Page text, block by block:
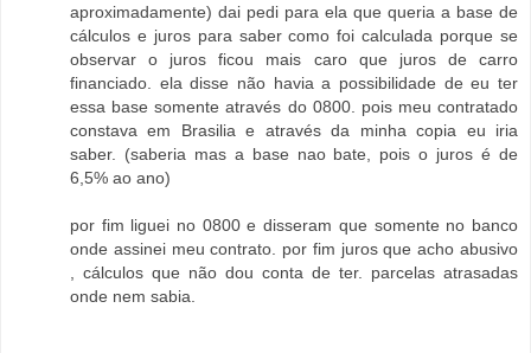
aproximadamente) dai pedi para ela que queria a base de
cálculos e juros para saber como foi calculada porque se
observar o juros ficou mais caro que juros de carro
financiado. ela disse não havia a possibilidade de eu ter
essa base somente através do 0800. pois meu contratado
constava em Brasilia e através da minha copia eu iria
saber. (saberia mas a base nao bate, pois o juros é de
6,5% ao ano)
por fim liguei no 0800 e disseram que somente no banco
onde assinei meu contrato. por fim juros que acho abusivo
, cálculos que não dou conta de ter. parcelas atrasadas
onde nem sabia.